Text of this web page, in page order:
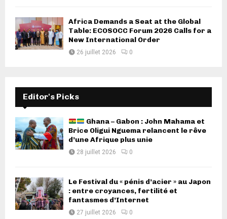
Africa Demands a Seat at the Global
Table: ECOSOCC Forum 2026 Calls for a
New International Order
26 juillet 2026 0
Editor's Picks
Ghana – Gabon : John Mahama et
Brice Oligui Nguema relancent le rêve
d’une Afrique plus unie
28 juillet 2026 0
Le Festival du « pénis d’acier » au Japon
: entre croyances, fertilité et
fantasmes d’Internet
27 juillet 2026 0